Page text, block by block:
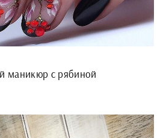
маникюр с рябиной